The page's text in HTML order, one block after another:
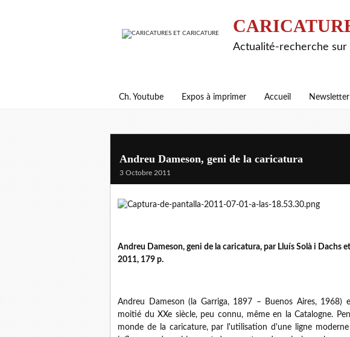
Actualité-recherche sur
Ch. Youtube Expos à imprimer Accueil Newsletter
Andreu Dameson, geni de la caricatura
3 Octobre 2011
Andreu Dameson, geni de la caricatura, par Lluís Solà i Dachs
2011, 179 p.
Andreu Dameson (la Garriga, 1897 – Buenos Aires, 1968)
moitié du XXe siècle, peu connu, même en la Catalogne.
monde de la caricature, par l'utilisation d'une ligne